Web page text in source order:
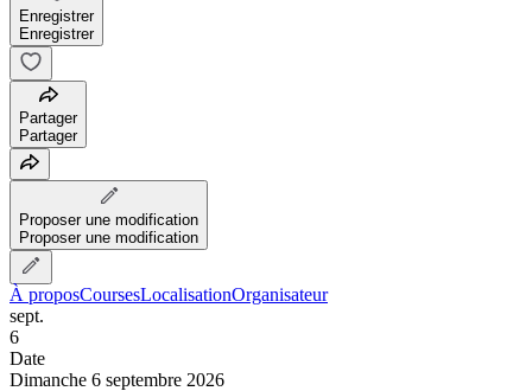
Enregistrer
Enregistrer
Partager
Partager
Proposer une modification
Proposer une modification
À proposCoursesLocalisationOrganisateur
sept.
6
Date
Dimanche 6 septembre 2026